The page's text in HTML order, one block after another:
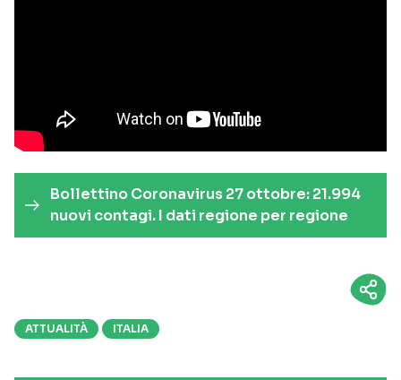
Bollettino Coronavirus 27 ottobre: 21.994
nuovi contagi. I dati regione per regione
ATTUALITÀ ITALIA